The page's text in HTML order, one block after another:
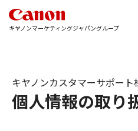
キヤノンマーケティングジャパングループ
個人情報の取り
キヤノンカスタマーサポート